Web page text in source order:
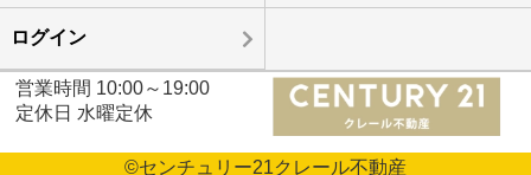
ログイン
営業時間 10:00～19:00
定休日 水曜定休
©センチュリー21クレール不動産